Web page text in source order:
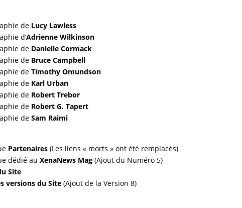
de Lucy Lawless
d’Adrienne Wilkinson
de Danielle Cormack
de Bruce Campbell
de Timothy Omundson
de Karl Urban
de Robert Trebor
de Robert G. Tapert
de Sam Raimi
Partenaires (Les liens « morts » ont été remplacés)
dédié au XenaNews Mag (Ajout du Numéro 5)
Site
versions du Site (Ajout de la Version 8)